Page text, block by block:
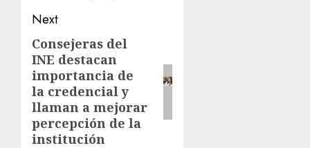
Next
Consejeras del
INE destacan
importancia de
la credencial y
llaman a mejorar
percepción de la
institución